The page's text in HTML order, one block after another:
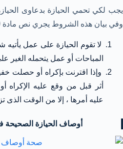
يجب لكي تحمي الحيازة بدعاوى
وفي بيان هذه الشروط يجري نص مادة 949 من القانون المدني :
لا تقوم الحيازة على عمل
المباحات أو عمل يتحمله الغير
وإذا اقترنت بإكراه أو حصلت
أثر قبل من وقع عليه الإكراه
عليه أمرها ، إلا من الوقت الذى
أوصاف الحيازة الصحيحة